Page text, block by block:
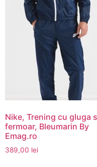
Nike, Trening cu gluga
fermoar, Bleumarin By
Emag.ro
389,00 lei